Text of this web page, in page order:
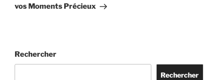
vos Moments Précieux
Rechercher
Rechercher